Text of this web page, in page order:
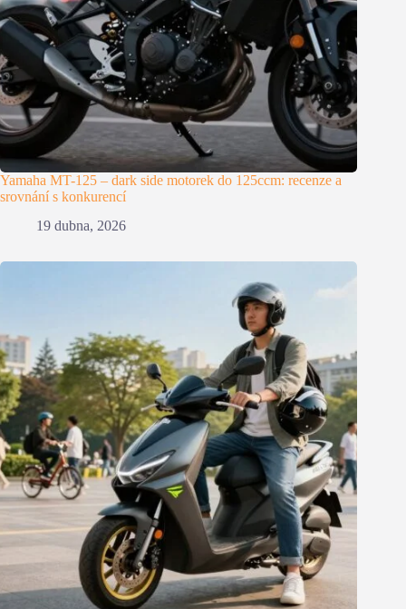
Yamaha MT-125 – dark side motorek do 125ccm: recenze a
srovnání s konkurencí
19 dubna, 2026